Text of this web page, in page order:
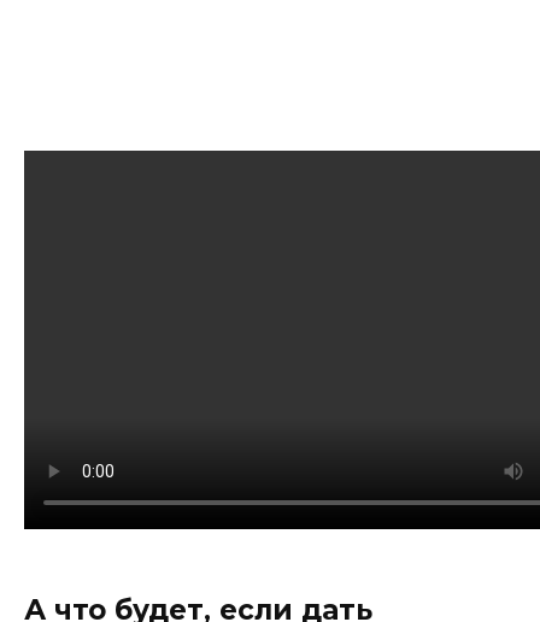
А что будет, если дать